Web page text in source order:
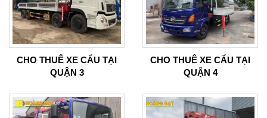
CHO THUÊ XE CẨU TẠI
QUẬN 3
CHO THUÊ XE CẨU TẠI
QUẬN 4